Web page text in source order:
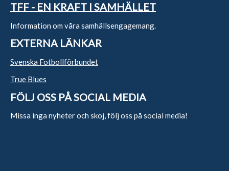
TFF - EN KRAFT I SAMHÄLLET
Information om våra samhällsengagemang.
EXTERNA LÄNKAR
Svenska Fotbollförbundet
True Blues
FÖLJ OSS PÅ SOCIAL MEDIA
Missa inga nyheter och skoj, följ oss på social media!